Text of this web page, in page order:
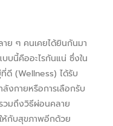
าย ๆ คนเคยได้ยินกันมา
บบนี้คืออะไรกันแน่ ซึ่งใน
ดี (Wellness) ได้รับ
งกายหรือการเลือกรับ
วมถึงวิธีผ่อนคลาย
ห้กับสุขภาพอีกด้วย